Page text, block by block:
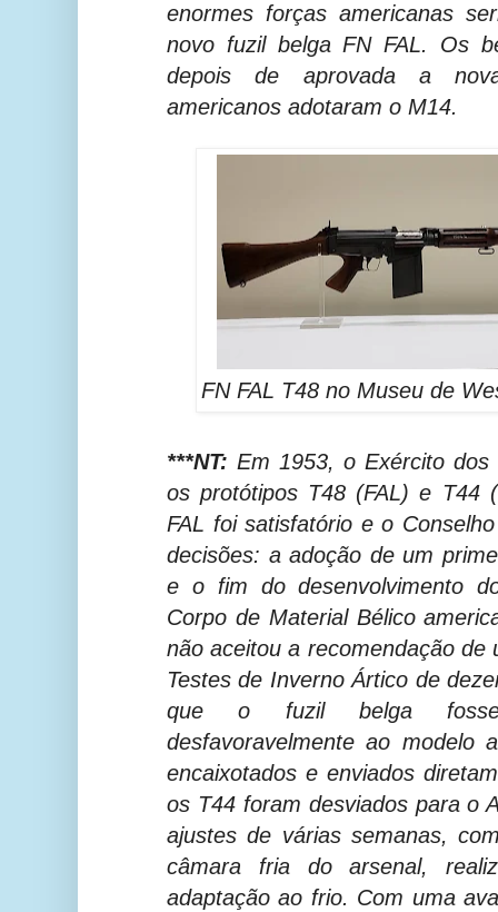
enormes forças americanas
novo fuzil belga FN FAL. Os
depois de aprovada a
americanos adotaram o M14.
FN FAL T48 no Museu de
***NT: Em 1953, o Exército
os protótipos T48 (FAL) e T44
FAL foi satisfatório e o
decisões: a adoção de um
e o fim do desenvolvimento
Corpo de Material Bélico
não aceitou a recomendação de
Testes de Inverno Ártico de
que o fuzil belga fosse
desfavoravelmente ao modelo
encaixotados e enviados
os T44 foram desviados para o
ajustes de várias semanas,
câmara fria do arsenal,
adaptação ao frio. Com uma